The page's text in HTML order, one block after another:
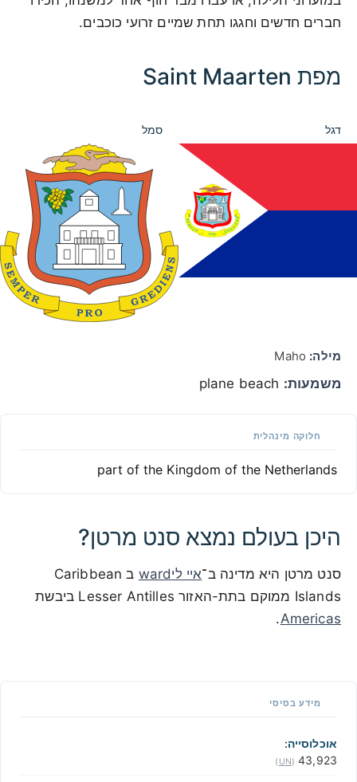
חברים חדשים וחגגו תחת שמיים זרועי כוכבים.
מפת Saint Maarten
דגל סמל
מילה:
משמעות:
חלוקה מינהלית
part of the Kingdom of the Netherlands
היכן בעולם נמצא סנט מרטן?
סנט מרטן היא מדינה ב־איי ליward
ב Caribbean
Islands ממוקם בתת-האזור Lesser Antilles ביבשת
Americas
.
מידע בסיסי
אוכלוסייה:
43,923
(
UN
)